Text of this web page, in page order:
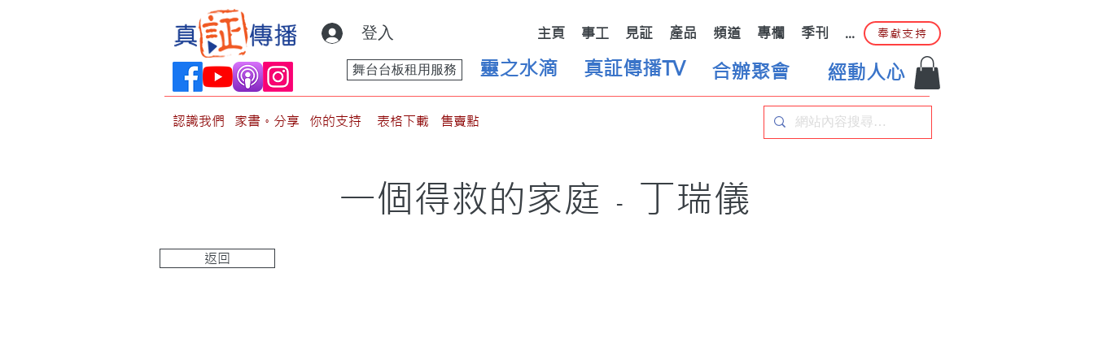
登入 主頁 事工 見証 產品 頻道 專欄 季刊 ... 奉獻支持
靈之水滴
舞台台板租用服務 真証傳播TV 合辦聚會 經動人心
認識我們 家書。分享 你的支持 表格下載 售賣點
一個得救的家庭﹣丁瑞儀
返回